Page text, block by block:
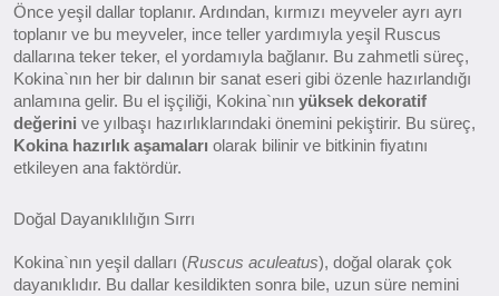
Önce yeşil dallar toplanır. Ardından, kırmızı meyveler ayrı ayrı
toplanır ve bu meyveler, ince teller yardımıyla yeşil Ruscus
dallarına teker teker, el yordamıyla bağlanır. Bu zahmetli süreç,
Kokina`nın her bir dalının bir sanat eseri gibi özenle hazırlandığı
anlamına gelir. Bu el işçiliği, Kokina`nın yüksek dekoratif
değerini ve yılbaşı hazırlıklarındaki önemini pekiştirir. Bu süreç,
Kokina hazırlık aşamaları olarak bilinir ve bitkinin fiyatını
etkileyen ana faktördür.
Doğal Dayanıklılığın Sırrı
Kokina`nın yeşil dalları (Ruscus aculeatus), doğal olarak çok
dayanıklıdır. Bu dallar kesildikten sonra bile, uzun süre nemini